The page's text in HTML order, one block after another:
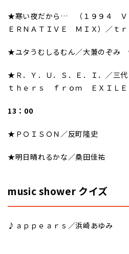
★寒い夜だから… （１９９４ Ｖ
ＥＲＮＡＴＩＶＥ ＭＩＸ）／ｔｒ
★ユタうむしるむん／大兼のぞみ
★Ｒ．Ｙ．Ｕ．Ｓ．Ｅ．Ｉ．／
ｔｈｅｒｓ ｆｒｏｍ ＥＸＩＬ
13：00
★ＰＯＩＳＯＮ／反町隆史
★明日晴れるかな／桑田佳祐
music shower クイズ
♪ａｐｐｅａｒｓ／浜崎あゆみ